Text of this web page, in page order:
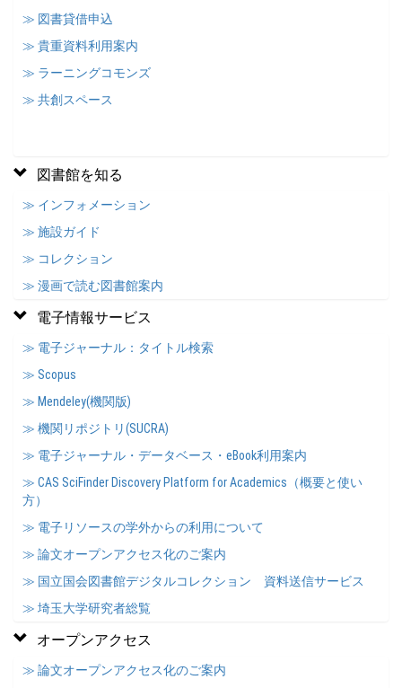
≫ 図書貸借申込
≫ 貴重資料利用案内
≫ ラーニングコモンズ
≫ 共創スペース
図書館を知る
≫ インフォメーション
≫ 施設ガイド
≫ コレクション
≫ 漫画で読む図書館案内
電子情報サービス
≫ 電子ジャーナル：タイトル検索
≫ Scopus
≫ Mendeley(機関版)
≫ 機関リポジトリ(SUCRA)
≫ 電子ジャーナル・データベース・eBook利用案内
≫ CAS SciFinder Discovery Platform for Academics（概要と使い
方）
≫ 電子リソースの学外からの利用について
≫ 論文オープンアクセス化のご案内
≫ 国立国会図書館デジタルコレクション 資料送信サービス
≫ 埼玉大学研究者総覧
オープンアクセス
≫ 論文オープンアクセス化のご案内